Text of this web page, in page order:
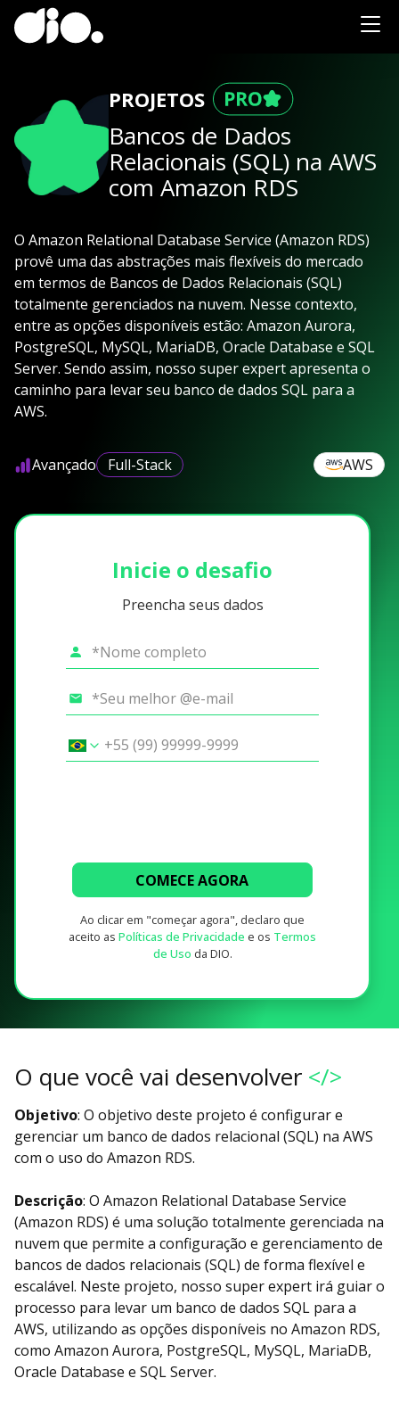
PROJETOS
Bancos de Dados
Relacionais (SQL) na AWS
com Amazon RDS
O Amazon Relational Database Service (Amazon RDS)
provê uma das abstrações mais flexíveis do mercado
em termos de Bancos de Dados Relacionais (SQL)
totalmente gerenciados na nuvem. Nesse contexto,
entre as opções disponíveis estão: Amazon Aurora,
PostgreSQL, MySQL, MariaDB, Oracle Database e SQL
Server. Sendo assim, nosso super expert apresenta o
caminho para levar seu banco de dados SQL para a
AWS.
Avançado Full-Stack AWS
Inicie o desafio
Preencha seus dados
COMECE AGORA
Ao clicar em "começar agora", declaro que
aceito as Políticas de Privacidade e os Termos
de Uso da DIO.
O que você vai desenvolver </>
Objetivo: O objetivo deste projeto é configurar e
gerenciar um banco de dados relacional (SQL) na AWS
com o uso do Amazon RDS.
Descrição: O Amazon Relational Database Service
(Amazon RDS) é uma solução totalmente gerenciada na
nuvem que permite a configuração e gerenciamento de
bancos de dados relacionais (SQL) de forma flexível e
escalável. Neste projeto, nosso super expert irá guiar o
processo para levar um banco de dados SQL para a
AWS, utilizando as opções disponíveis no Amazon RDS,
como Amazon Aurora, PostgreSQL, MySQL, MariaDB,
Oracle Database e SQL Server.